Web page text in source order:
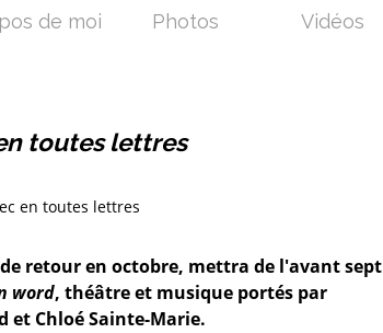
toutes lettres
en toutes lettres
retour en octobre, mettra de l'avant sept
word, théâtre et musique portés par
et Chloé Sainte-Marie.
de moi Photos Vidéos